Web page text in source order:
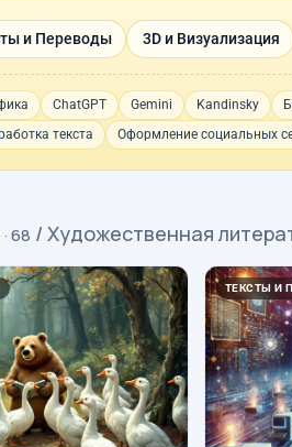
и Переводы 3D и Визуализация
ChatGPT Gemini Kandinsky
текста Оформление социальных
· 68 / Художественная
ТЕКСТЫ И